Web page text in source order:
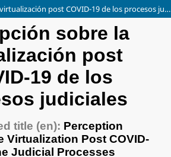
Percepción sobre la virtualización post COVID-19 de los procesos judiciales